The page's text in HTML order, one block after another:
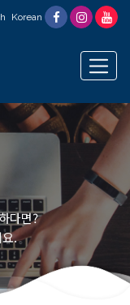
Korean
다면?
.